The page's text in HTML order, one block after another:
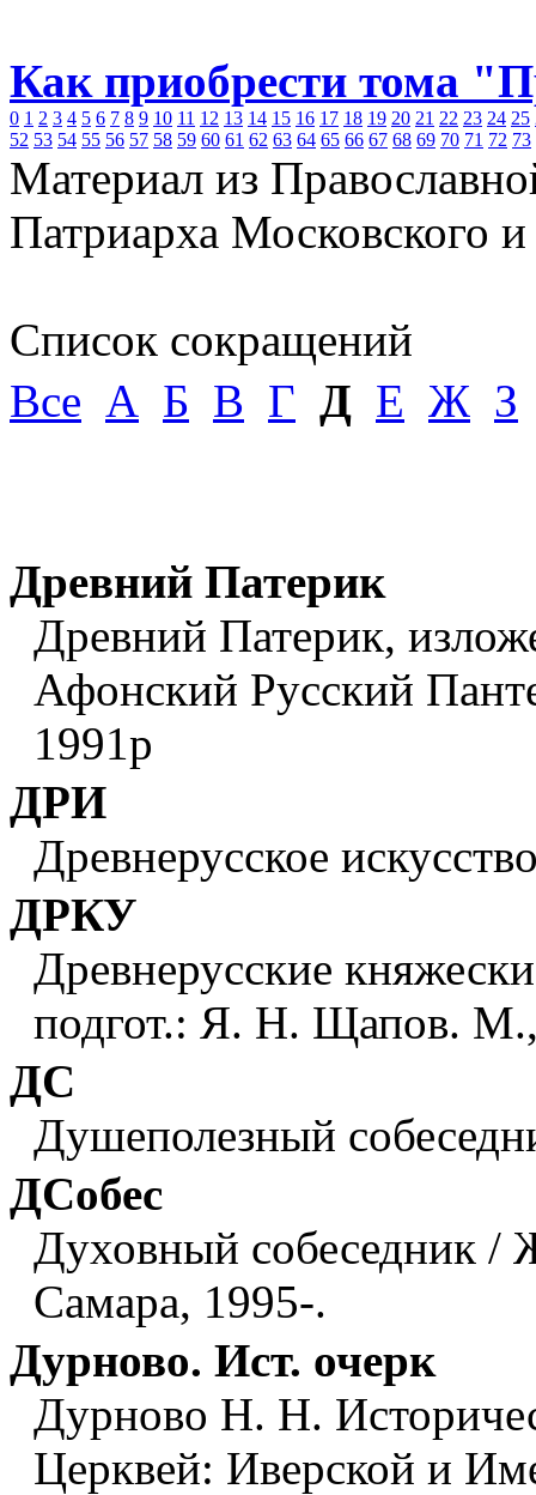
Как приобрести тома
0 1 2 3 4 5 6 7 8 9 10 11 12 13 14 15 16 17 18 19 20 21 22 23 24 25
52 53 54 55 56 57 58 59 60 61 62 63 64 65 66 67 68 69 70 71 72 73
Материал из
Патриарха Московского
Список сокращений
Все А Б В Г Д Е Ж З
Древний Патерик
Древний Патерик,
Афонский Русский
1991р
ДРИ
Древнерусское
ДРКУ
Древнерусские
подгот.: Я. Н. Щапов.
ДС
Душеполезный
ДСобес
Духовный собеседник
Самара, 1995-.
Дурново. Ист. очерк
Дурново Н. Н.
Церквей: Иверской и